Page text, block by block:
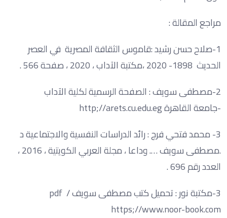
مراجع المقالة :
1-صلاح حسن رشيد :قاموس الثقافة المصرية في العصر
الحديث 1898- 2020 ،مكتبة الآداب ، 2020 ، صفحة 566 .
2-مصطفى سويف : الصفحة الرسمية لكلية الآداب
-جامعة القاهرة http;//arets.cu.edu.eg
3- محمد فتحي فرج : رائد الدراسات النفسية والاجتماعية د
.مصطفى سويف …. وداعا ، مجلة العربي الكويتية ، 2016 ،
العدد رقم 696 .
3-مكتبة نور : تحميل كتب مصطفى سويف pdf /
https;//www.noor-book.com